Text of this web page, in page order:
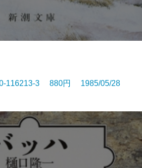
116213-3 880円 1985/05/28